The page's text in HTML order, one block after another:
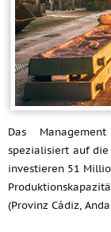
Das
spezialisiert auf
investieren 51
(Provinz Cádiz,